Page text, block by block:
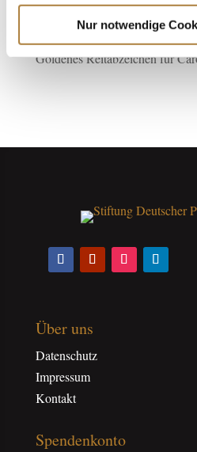
Nur notwendige
100. Geburtstag von HGW:
Legende des Pferdesports
Goldenes Reitabzeichen für
Über uns
Datenschutz
Impressum
Kontakt
Spendenkonto